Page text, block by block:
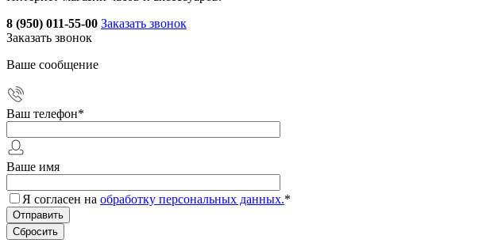
8 (950) 011-55-00 Заказать звонок
Заказать звонок
Ваше сообщение
Ваш телефон*
Ваше имя
Я согласен на обработку персональных данных.*